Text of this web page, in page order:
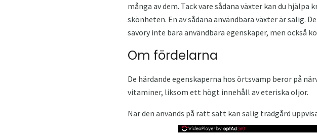
många av dem. Tack vare sådana växter kan du
skönheten. En av sådana användbara växter är salig.
savory inte bara användbara egenskaper, men också
Om fördelarna
De härdande egenskaperna hos örtsvamp beror på
vitaminer, liksom ett högt innehåll av eteriska oljor.
När den används på rätt sätt kan salig trädgård